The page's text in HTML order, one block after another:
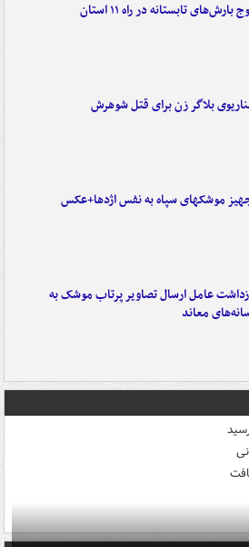
بارش‌های تابستانه در راه ۱۱ استان
بلاگر زن برای قتل شوهرش
موشکهای سپاه به نفس اژدها+عکس
عامل ارسال تصاویر پرتاب موشک به
معاند